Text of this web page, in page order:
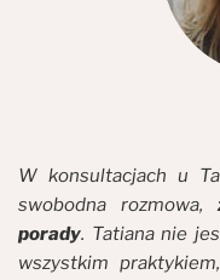
W konsultacjach u
swobodna rozmowa,
porady. Tatiana nie
wszystkim